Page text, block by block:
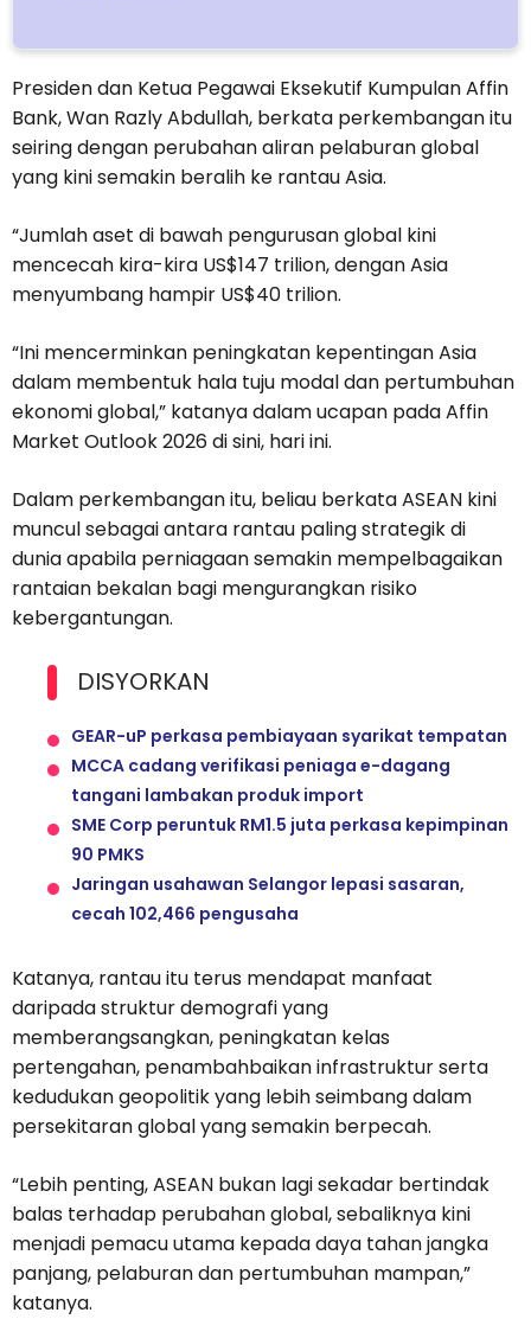
Presiden dan Ketua Pegawai Eksekutif Kumpulan Affin
Bank, Wan Razly Abdullah, berkata perkembangan itu
seiring dengan perubahan aliran pelaburan global
yang kini semakin beralih ke rantau Asia.
“Jumlah aset di bawah pengurusan global kini
mencecah kira-kira US$147 trilion, dengan Asia
menyumbang hampir US$40 trilion.
“Ini mencerminkan peningkatan kepentingan Asia
dalam membentuk hala tuju modal dan pertumbuhan
ekonomi global,” katanya dalam ucapan pada Affin
Market Outlook 2026 di sini, hari ini.
Dalam perkembangan itu, beliau berkata ASEAN kini
muncul sebagai antara rantau paling strategik di
dunia apabila perniagaan semakin mempelbagaikan
rantaian bekalan bagi mengurangkan risiko
kebergantungan.
DISYORKAN
GEAR-uP perkasa pembiayaan syarikat tempatan
MCCA cadang verifikasi peniaga e-dagang
tangani lambakan produk import
SME Corp peruntuk RM1.5 juta perkasa kepimpinan
90 PMKS
Jaringan usahawan Selangor lepasi sasaran,
cecah 102,466 pengusaha
Katanya, rantau itu terus mendapat manfaat
daripada struktur demografi yang
memberangsangkan, peningkatan kelas
pertengahan, penambahbaikan infrastruktur serta
kedudukan geopolitik yang lebih seimbang dalam
persekitaran global yang semakin berpecah.
“Lebih penting, ASEAN bukan lagi sekadar bertindak
balas terhadap perubahan global, sebaliknya kini
menjadi pemacu utama kepada daya tahan jangka
panjang, pelaburan dan pertumbuhan mampan,”
katanya.